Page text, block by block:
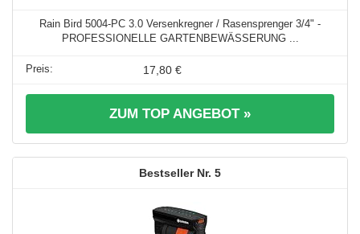
Rain Bird 5004-PC 3.0 Versenkregner / Rasensprenger 3/4" -
PROFESSIONELLE GARTENBEWÄSSERUNG ...
17,80 €
ZUM TOP ANGEBOT »
5